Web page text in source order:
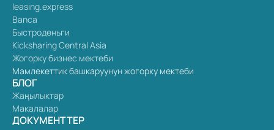
leasing.express
Banca
Быстроденьги
Kicksharing Central Asia
Жогорку бизнес мектеби
Мамлекеттик башкаруунун жогорку мектеби
БЛОГ
Жаңылыктар
Макалалар
ДОКУМЕНТТЕР